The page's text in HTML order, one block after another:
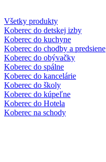
Všetky produkty
Koberec do detskej izby
Koberec do kuchyne
Koberec do chodby a predsiene
Koberec do obývačky
Koberec do spálne
Koberec do kancelárie
Koberec do školy
Koberec do kúpeľne
Koberec do Hotela
Koberec na schody